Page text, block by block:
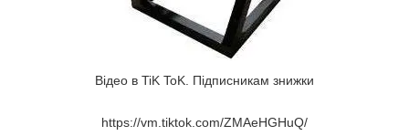
Відео в TiK ToK. Підписникам знижки
https://vm.tiktok.com/ZMAeHGHuQ/